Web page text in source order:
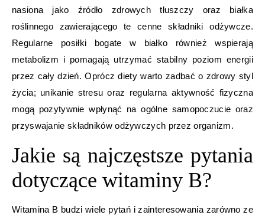
nasiona jako źródło zdrowych tłuszczy oraz białka
roślinnego zawierającego te cenne składniki odżywcze.
Regularne posiłki bogate w białko również wspierają
metabolizm i pomagają utrzymać stabilny poziom energii
przez cały dzień. Oprócz diety warto zadbać o zdrowy styl
życia; unikanie stresu oraz regularna aktywność fizyczna
mogą pozytywnie wpłynąć na ogólne samopoczucie oraz
przyswajanie składników odżywczych przez organizm.
Jakie są najczęstsze pytania
dotyczące witaminy B?
Witamina B budzi wiele pytań i zainteresowania zarówno ze